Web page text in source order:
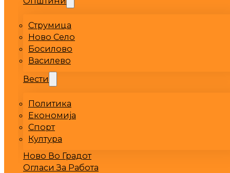
Струмица
Ново Село
Босилово
Василево
Вести
Политика
Економија
Спорт
Култура
Ново Во Градот
Огласи За Работа